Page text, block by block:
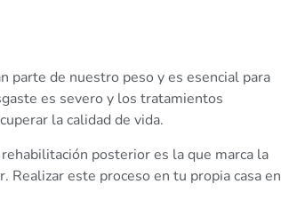
parte de nuestro peso y es esencial para
es severo y los tratamientos
la calidad de vida.
posterior es la que marca la
este proceso en tu propia casa en